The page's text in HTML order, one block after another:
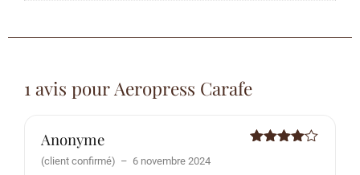
1 avis pour Aeropress Carafe
Anonyme
(client confirmé) – 6 novembre 2024